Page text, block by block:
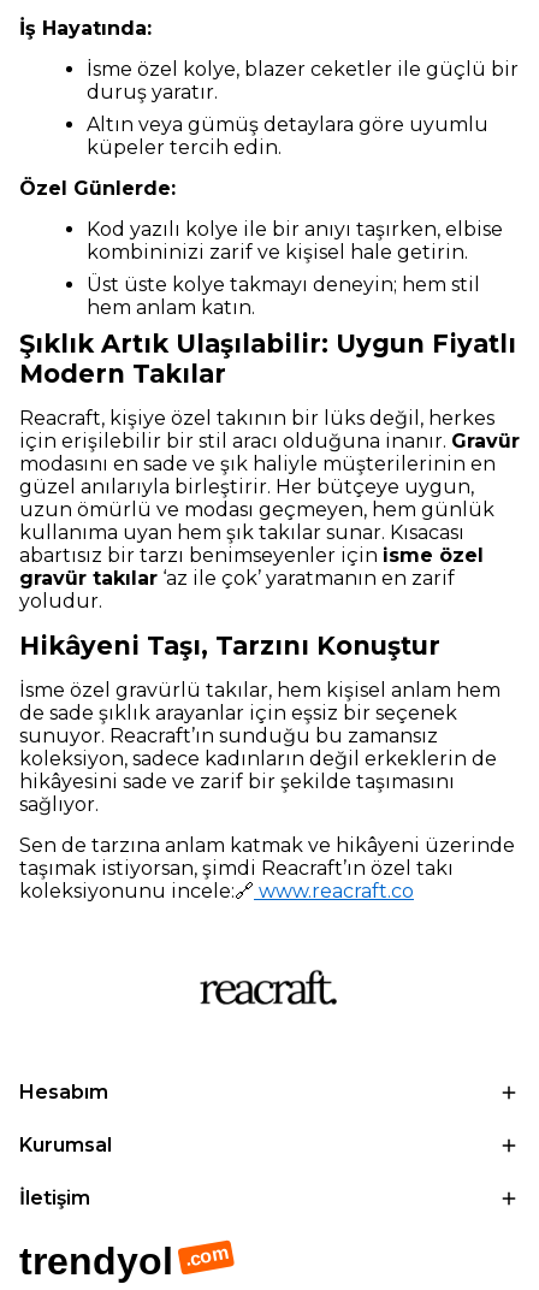
İş Hayatında:
İsme özel kolye, blazer ceketler ile güçlü bir
duruş yaratır.
Altın veya gümüş detaylara göre uyumlu
küpeler tercih edin.
Özel Günlerde:
Kod yazılı kolye ile bir anıyı taşırken, elbise
kombininizi zarif ve kişisel hale getirin.
Üst üste kolye takmayı deneyin; hem stil
hem anlam katın.
Şıklık Artık Ulaşılabilir: Uygun Fiyatlı
Modern Takılar
Reacraft, kişiye özel takının bir lüks değil, herkes
için erişilebilir bir stil aracı olduğuna inanır. Gravür
modasını en sade ve şık haliyle müşterilerinin en
güzel anılarıyla birleştirir. Her bütçeye uygun,
uzun ömürlü ve modası geçmeyen, hem günlük
kullanıma uyan hem şık takılar sunar. Kısacası
abartısız bir tarzı benimseyenler için isme özel
gravür takılar ‘az ile çok’ yaratmanın en zarif
yoludur.
Hikâyeni Taşı, Tarzını Konuştur
İsme özel gravürlü takılar, hem kişisel anlam hem
de sade şıklık arayanlar için eşsiz bir seçenek
sunuyor. Reacraft’ın sunduğu bu zamansız
koleksiyon, sadece kadınların değil erkeklerin de
hikâyesini sade ve zarif bir şekilde taşımasını
sağlıyor.
Sen de tarzına anlam katmak ve hikâyeni üzerinde
taşımak istiyorsan, şimdi Reacraft’ın özel takı
koleksiyonunu incele:🔗 www.reacraft.co
Hesabım
Kurumsal
İletişim
trendyol .com